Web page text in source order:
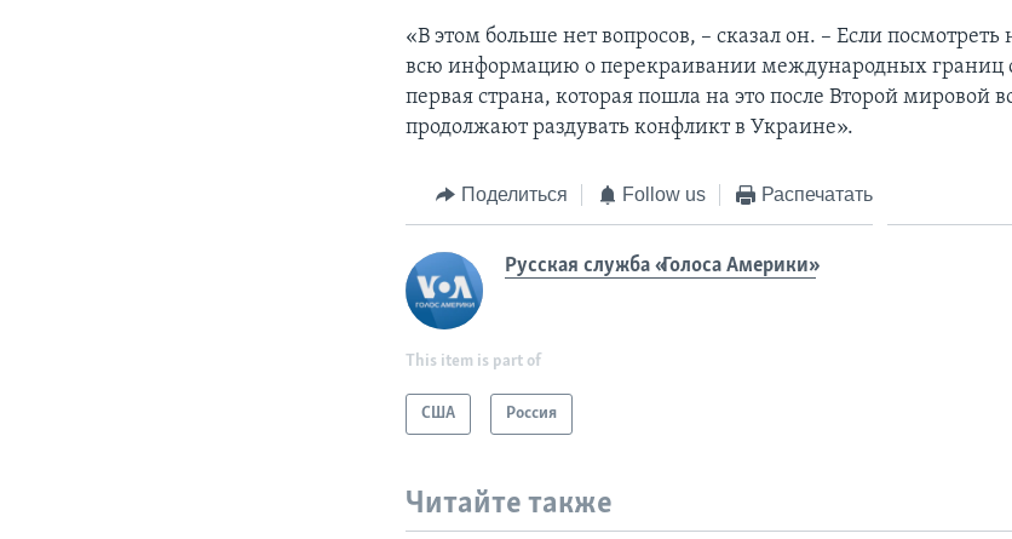
«В этом больше нет вопросов, – сказал он. – Если посмотреть
всю информацию о перекраивании международных границ
первая страна, которая пошла на это после Второй мировой
продолжают раздувать конфликт в Украине».
Поделиться Follow us Распечатать
Русская служба «Голоса Америки»
This item is part of
США Россия
Читайте также